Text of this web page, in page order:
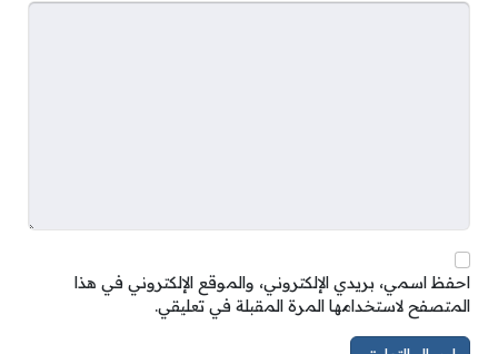
احفظ اسمي، بريدي الإلكتروني، والموقع الإلكتروني في هذا
المتصفح لاستخدامها المرة المقبلة في تعليقي.